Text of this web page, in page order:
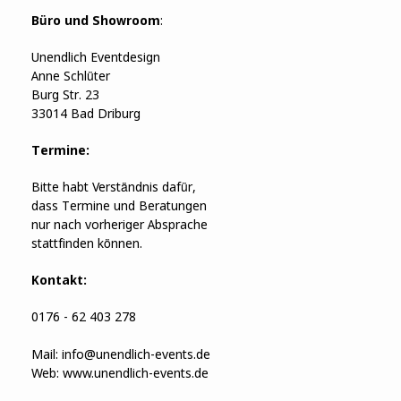
Büro und Showroom:
Unendlich Eventdesign
Anne Schlüter
Burg Str. 23
33014 Bad Driburg
Termine:
Bitte habt Verständnis dafür,
dass Termine und Beratungen
nur nach vorheriger Absprache
stattfinden können.
Kontakt:
0176 - 62 403 278
Mail: info@unendlich-events.de
Web: www.unendlich-events.de